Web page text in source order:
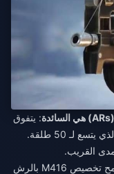
: يتفوق
P90 (من صناديق الإمداد) في المباني بمخزنه الذي يتسع لـ 50 طلقة.
يوفران تنوعاً في الاستخدام. يسمح تخصيص M416 بالرش